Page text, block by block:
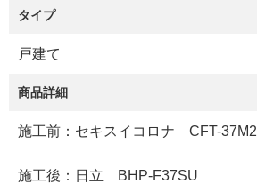
タイプ
戸建て
商品詳細
施工前：セキスイコロナ CFT-37M2
施工後：日立 BHP-F37SU